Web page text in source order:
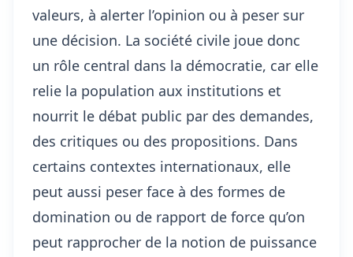
valeurs, à alerter l’opinion ou à peser sur
une décision. La société civile joue donc
un rôle central dans la démocratie, car elle
relie la population aux institutions et
nourrit le débat public par des demandes,
des critiques ou des propositions. Dans
certains contextes internationaux, elle
peut aussi peser face à des formes de
domination ou de rapport de force qu’on
peut rapprocher de la notion de puissance